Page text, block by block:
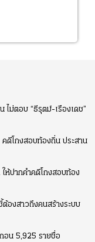
ม่ตอบ “ธีรุตม์-เรืองเดช”
ดีโกงสอบท้องถิ่น ประสาน
ห้ปากคำคดีโกงสอบท้อง
องสาวถึงคนสร้างระบบ
อน 5,925 รายชื่อ